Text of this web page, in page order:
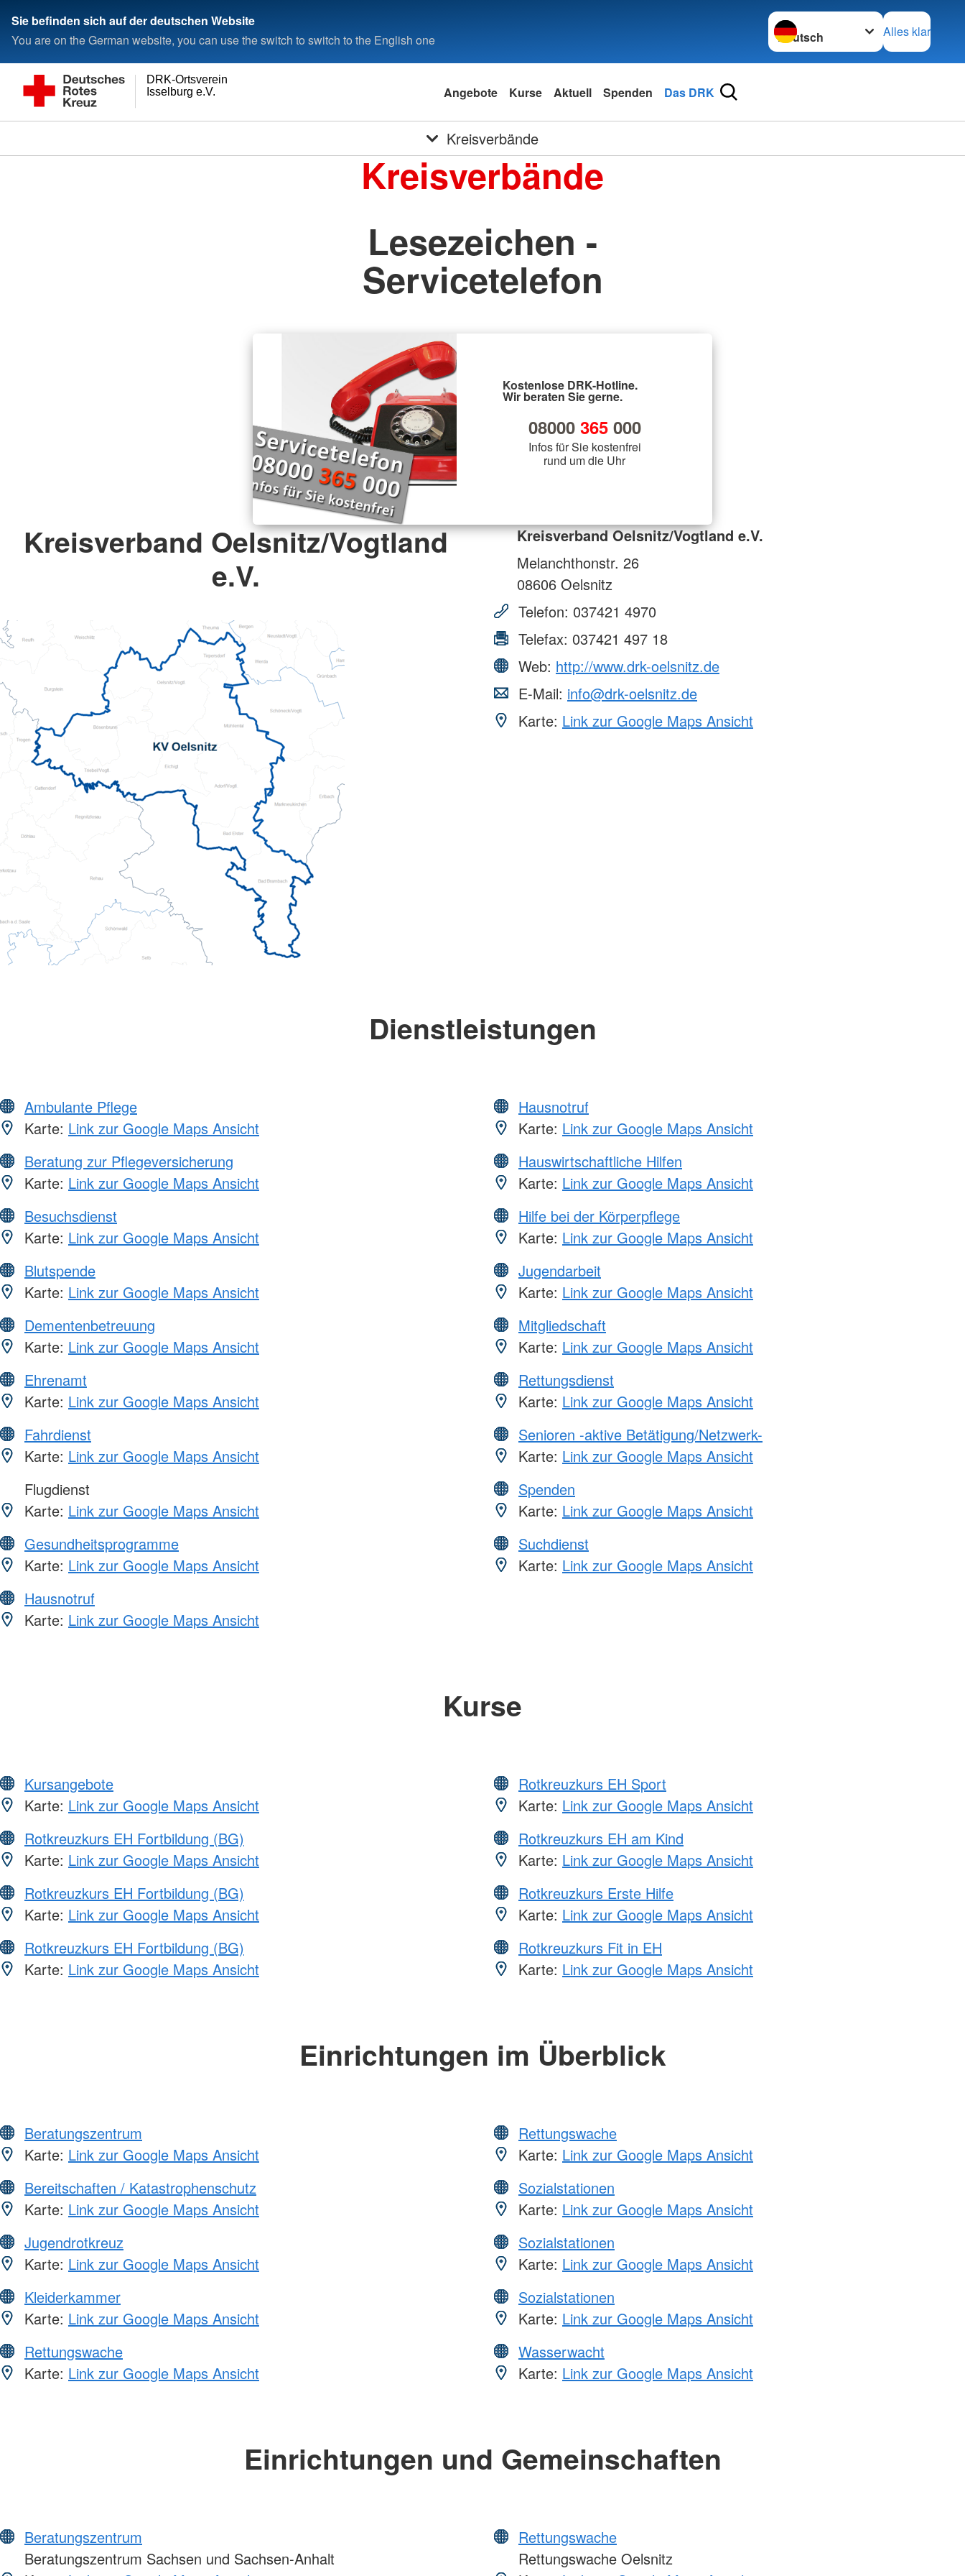
Sie befinden sich auf der deutschen Website
You are on the German website, you can use the switch to switch to the English one
Sprache wechseln zu
Alles klar
Isselburg e.V.
DRK-Ortsverein
Angebote Kurse Aktuell Spenden Das DRK
Kreisverbände
Kreisverbände
Lesezeichen -
Servicetelefon
Kostenlose DRK-Hotline.
Wir beraten Sie gerne.
08000 365000
Infos für Sie kostenfrei
rund um die Uhr
Kreisverband Oelsnitz/Vogtland
e.V.
Kreisverband Oelsnitz/Vogtland e.V.
Melanchthonstr. 26
08606 Oelsnitz
Telefon: 037421 4970
Telefax: 037421 497 18
Web: http://www.drk-oelsnitz.de
E-Mail: info@drk-oelsnitz.de
Karte: Link zur Google Maps Ansicht
Dienstleistungen
Ambulante Pflege
Karte: Link zur Google Maps Ansicht
Beratung zur Pflegeversicherung
Karte: Link zur Google Maps Ansicht
Besuchsdienst
Karte: Link zur Google Maps Ansicht
Blutspende
Karte: Link zur Google Maps Ansicht
Dementenbetreuung
Karte: Link zur Google Maps Ansicht
Ehrenamt
Karte: Link zur Google Maps Ansicht
Fahrdienst
Karte: Link zur Google Maps Ansicht
Flugdienst
Karte: Link zur Google Maps Ansicht
Gesundheitsprogramme
Karte: Link zur Google Maps Ansicht
Hausnotruf
Karte: Link zur Google Maps Ansicht
Hausnotruf
Karte: Link zur Google Maps Ansicht
Hauswirtschaftliche Hilfen
Karte: Link zur Google Maps Ansicht
Hilfe bei der Körperpflege
Karte: Link zur Google Maps Ansicht
Jugendarbeit
Karte: Link zur Google Maps Ansicht
Mitgliedschaft
Karte: Link zur Google Maps Ansicht
Rettungsdienst
Karte: Link zur Google Maps Ansicht
Senioren -aktive Betätigung/Netzwerk-
Karte: Link zur Google Maps Ansicht
Spenden
Karte: Link zur Google Maps Ansicht
Suchdienst
Karte: Link zur Google Maps Ansicht
Kurse
Kursangebote
Karte: Link zur Google Maps Ansicht
Rotkreuzkurs EH Fortbildung (BG)
Karte: Link zur Google Maps Ansicht
Rotkreuzkurs EH Fortbildung (BG)
Karte: Link zur Google Maps Ansicht
Rotkreuzkurs EH Fortbildung (BG)
Karte: Link zur Google Maps Ansicht
Rotkreuzkurs EH Sport
Karte: Link zur Google Maps Ansicht
Rotkreuzkurs EH am Kind
Karte: Link zur Google Maps Ansicht
Rotkreuzkurs Erste Hilfe
Karte: Link zur Google Maps Ansicht
Rotkreuzkurs Fit in EH
Karte: Link zur Google Maps Ansicht
Einrichtungen im Überblick
Beratungszentrum
Karte: Link zur Google Maps Ansicht
Bereitschaften / Katastrophenschutz
Karte: Link zur Google Maps Ansicht
Jugendrotkreuz
Karte: Link zur Google Maps Ansicht
Kleiderkammer
Karte: Link zur Google Maps Ansicht
Rettungswache
Karte: Link zur Google Maps Ansicht
Rettungswache
Karte: Link zur Google Maps Ansicht
Sozialstationen
Karte: Link zur Google Maps Ansicht
Sozialstationen
Karte: Link zur Google Maps Ansicht
Sozialstationen
Karte: Link zur Google Maps Ansicht
Wasserwacht
Karte: Link zur Google Maps Ansicht
Einrichtungen und Gemeinschaften
Beratungszentrum
Beratungszentrum Sachsen und Sachsen-Anhalt
Rettungswache
Rettungswache Oelsnitz